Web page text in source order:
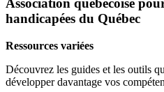
Association québécoise
handicapées du Québec
Ressources variées
Découvrez les guides et les outils
développer davantage vos